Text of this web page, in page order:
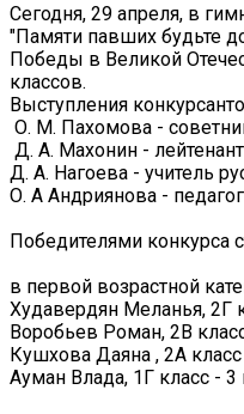
Сегодня, 29 апреля, в
"Памяти павших будьте
Победы в Великой
классов.
Выступления
О. М. Пахомова -
Д. А. Махонин -
️Д. А. Нагоева - учитель
️О. А Андриянова -
Победителями конкурса
в первой возрастной
Худавердян Меланья, 2Г
Воробьев Роман, 2В
Кушхова Даяна , 2А
Ауман Влада, 1Г класс - 3